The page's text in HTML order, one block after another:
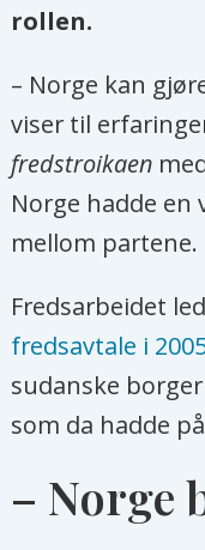
rollen.
– Norge kan
viser til
fredstroikaen
Norge hadde
mellom partene.
Fredsarbeidet
fredsavtale i
sudanske
som da hadde
– Norge